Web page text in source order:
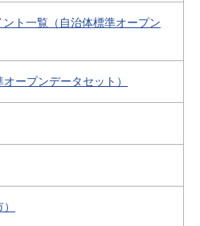
ト一覧（自治体標準オープン
ープンデータセット）